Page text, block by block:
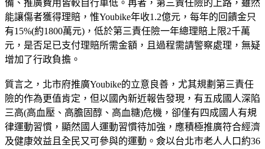
備、推廣費用皆較自行車低。再者，第三責任險的上路，雖然
能讓傷者獲得理賠，惟Youbike年收1.2億元，每年的回饋金只
有15%(約1800萬元)，低於第三責任險一年總理賠上限2千萬
元，是否足已支付理賠所需金額，且過程需請警察處理，無疑
增加了行政負擔。
質言之，北市府推廣Youbike的立意良善，尤其規劃第三責任
險的作為更值肯定，但以國內新近報告發現，有五成國人深陷
三高(高血壓、高膽固醇、高血糖)危機，卻僅有四成國人有規
律運動習慣，顯然國人運動習慣待加強，應積極推廣符合經濟
及健康效益且全民又可參與的運動。僉以台北市老人人口約36